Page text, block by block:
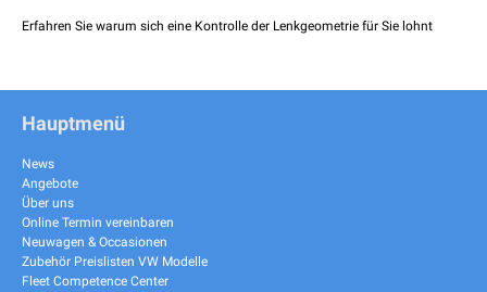
Erfahren Sie warum sich eine Kontrolle der Lenkgeometrie für Sie lohnt
Hauptmenü
News
Angebote
Über uns
Online Termin vereinbaren
Neuwagen & Occasionen
Zubehör Preislisten VW Modelle
Fleet Competence Center